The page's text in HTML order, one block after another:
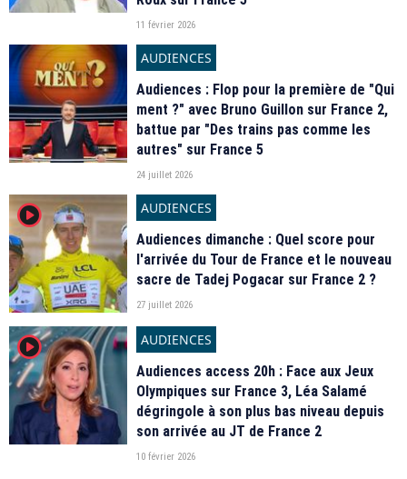
11 février 2026
AUDIENCES
Audiences : Flop pour la première de "Qui
ment ?" avec Bruno Guillon sur France 2,
battue par "Des trains pas comme les
autres" sur France 5
24 juillet 2026
player2
AUDIENCES
Audiences dimanche : Quel score pour
l'arrivée du Tour de France et le nouveau
sacre de Tadej Pogacar sur France 2 ?
27 juillet 2026
player2
AUDIENCES
Audiences access 20h : Face aux Jeux
Olympiques sur France 3, Léa Salamé
dégringole à son plus bas niveau depuis
son arrivée au JT de France 2
10 février 2026